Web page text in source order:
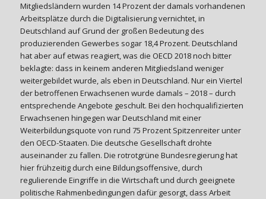
Mitgliedsländern wurden 14 Prozent der damals vorhandenen
Arbeitsplätze durch die Digitalisierung vernichtet, in
Deutschland auf Grund der großen Bedeutung des
produzierenden Gewerbes sogar 18,4 Prozent. Deutschland
hat aber auf etwas reagiert, was die OECD 2018 noch bitter
beklagte: dass in keinem anderen Mitgliedsland weniger
weitergebildet wurde, als eben in Deutschland. Nur ein Viertel
der betroffenen Erwachsenen wurde damals – 2018 – durch
entsprechende Angebote geschult. Bei den hochqualifizierten
Erwachsenen hingegen war Deutschland mit einer
Weiterbildungsquote von rund 75 Prozent Spitzenreiter unter
den OECD-Staaten. Die deutsche Gesellschaft drohte
auseinander zu fallen. Die rotrotgrüne Bundesregierung hat
hier frühzeitig durch eine Bildungsoffensive, durch
regulierende Eingriffe in die Wirtschaft und durch geeignete
politische Rahmenbedingungen dafür gesorgt, dass Arbeit